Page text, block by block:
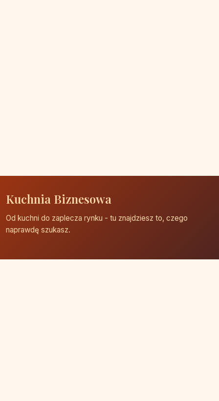
Kuchnia Biznesowa
Od kuchni do zaplecza rynku - tu znajdziesz to, czego
naprawdę szukasz.